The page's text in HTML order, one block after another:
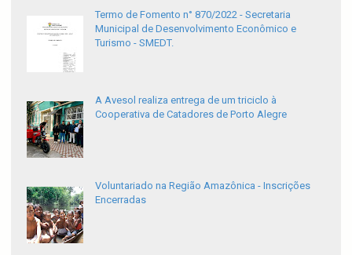
Termo de Fomento n° 870/2022 - Secretaria
Municipal de Desenvolvimento Econômico e
Turismo - SMEDT.
A Avesol realiza entrega de um triciclo à
Cooperativa de Catadores de Porto Alegre
Voluntariado na Região Amazônica - Inscrições
Encerradas